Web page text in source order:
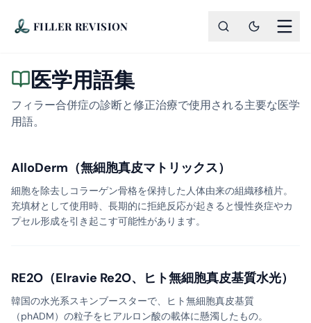
FILLER REVISION
医学用語集
フィラー合併症の診断と修正治療で使用される主要な医学
用語。
AlloDerm（無細胞真皮マトリックス）
細胞を除去しコラーゲン骨格を保持した人体由来の組織移植片。
充填材として使用時、長期的に拒絶反応が起きると慢性炎症やカ
プセル形成を引き起こす可能性があります。
RE2O（Elravie Re2O、ヒト無細胞真皮基質水光）
韓国の水光系スキンブースターで、ヒト無細胞真皮基質
（phADM）の粒子をヒアルロン酸の載体に懸濁したもの。